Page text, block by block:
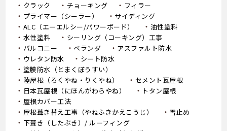
クラック チョーキング
フィラー
プライマー（シーラー）
サイディング
ALC（エーエルシー/パワーボード）
油性塗料
水性塗料
シーリング（コーキング）工事
バルコニー
ベランダ
アスファルト防水
ウレタン防水
シート防水
塗膜防水（とまくぼうすい）
陸屋根（ろくやね・りくやね）
セメント瓦屋根
日本瓦屋根（にほんがわらやね）
トタン屋根
屋根カバー工法
屋根葺き替え工事（やねふきかえこうじ）
雪止め
下葺き（したぶき）/ ルーフィング